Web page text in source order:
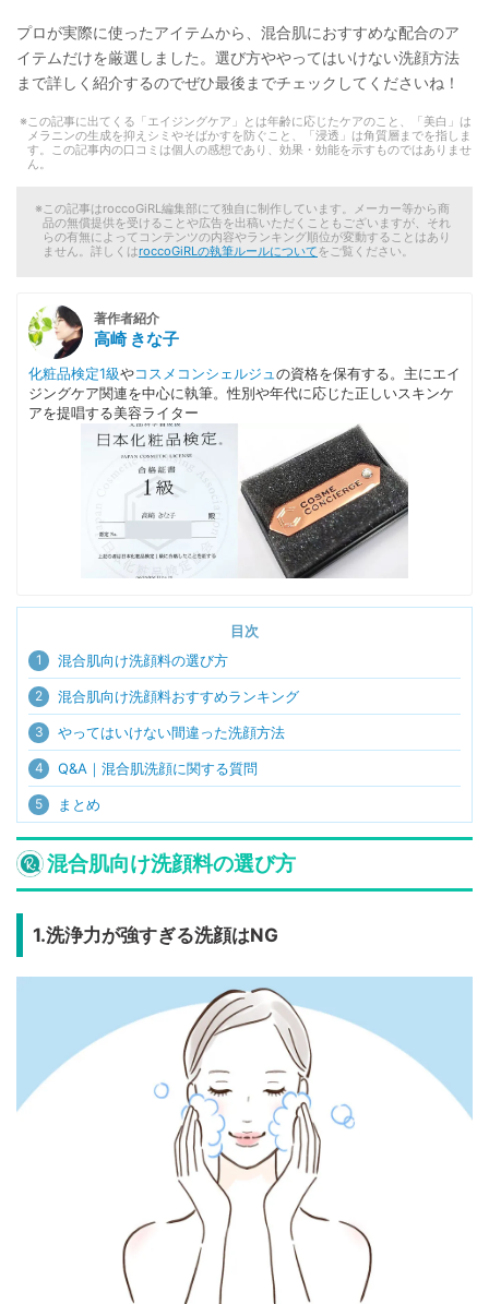
プロが実際に使ったアイテムから、混合肌におすすめな配合のア
イテムだけを厳選しました。選び方ややってはいけない洗顔方法
まで詳しく紹介するのでぜひ最後までチェックしてくださいね！
この記事に出てくる「エイジングケア」とは年齢に応じたケアのこと、「美白」は
メラニンの生成を抑えシミやそばかすを防ぐこと、「浸透」は角質層までを指しま
す。この記事内の口コミは個人の感想であり、効果・効能を示すものではありませ
ん。
この記事はroccoGiRL編集部にて独自に制作しています。メーカー等から商
品の無償提供を受けることや広告を出稿いただくこともございますが、それ
らの有無によってコンテンツの内容やランキング順位が変動することはあり
ません。詳しくはroccoGiRLの執筆ルールについてをご覧ください。
著作者紹介
高崎 きな子
化粧品検定1級やコスメコンシェルジュの資格を保有する。主にエイ
ジングケア関連を中心に執筆。性別や年代に応じた正しいスキンケ
アを提唱する美容ライター
目次
1 混合肌向け洗顔料の選び方
2 混合肌向け洗顔料おすすめランキング
3 やってはいけない間違った洗顔方法
4 Q&A｜混合肌洗顔に関する質問
5 まとめ
混合肌向け洗顔料の選び方
1.洗浄力が強すぎる洗顔はNG